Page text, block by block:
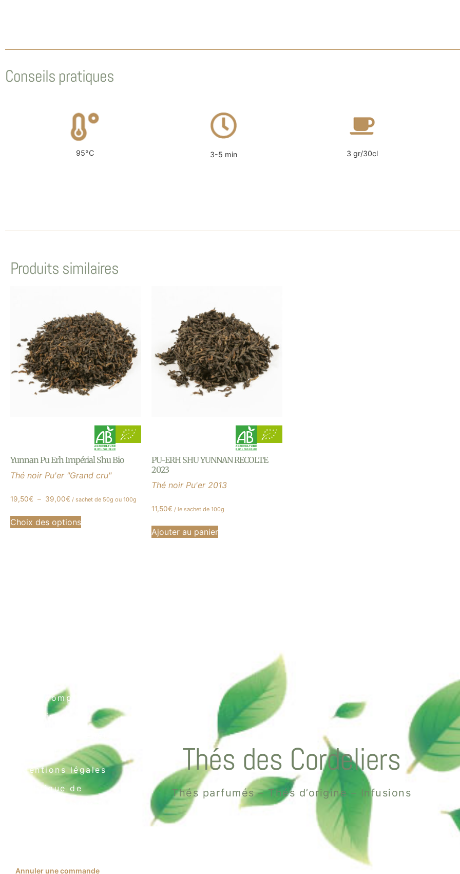
Conseils pratiques
95°C 3-5 min 3 gr/30cl
Produits similaires
Yunnan Pu Erh Impérial Shu Bio
Thé noir Pu'er "Grand cru"
19,50€ – 39,00€ / sachet de 50g ou 100g
Choix des options
PU-ERH SHU YUNNAN RECOLTE
2023
Thé noir Pu'er 2013
11,50€ / le sachet de 100g
Ajouter au panier
Mon compte
Livraison
Mentions légales
Politique de
Annuler une commande
Thés des Cordeliers
Thés parfumés – Thés d’origine – Infusions